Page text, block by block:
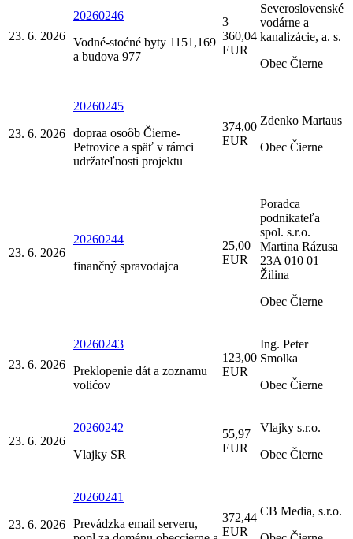
23. 6. 2026
20260246
Vodné-stoćné byty 1151,169
a budova 977
3
360,04
EUR
Severoslovenské
vodárne a
kanalizácie, a. s.
Obec Čierne
23. 6. 2026
20260245
dopraa osoôb Čierne-
Petrovice a späť v rámci
udržateľnosti projektu
374,00
EUR
Zdenko Martaus
Obec Čierne
23. 6. 2026
20260244
finančný spravodajca
25,00
EUR
Poradca
podnikateľa
spol. s.r.o.
Martina Rázusa
23A 010 01
Žilina
Obec Čierne
23. 6. 2026
20260243
Preklopenie dát a zoznamu
volićov
123,00
EUR
Ing. Peter
Smolka
Obec Čierne
23. 6. 2026
20260242
Vlajky SR
55,97
EUR
Vlajky s.r.o.
Obec Čierne
23. 6. 2026
20260241
Prevádzka email serveru,
372,44
EUR
CB Media, s.r.o.